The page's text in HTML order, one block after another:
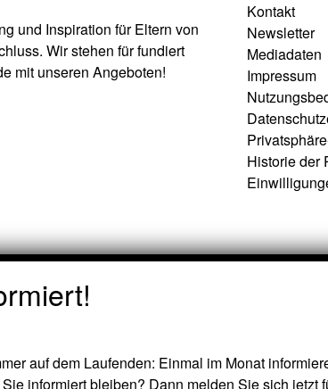
und Inspiration für Eltern von
Wir stehen für fundiert
mit unseren Angeboten!
Kontakt
Newsletter
Mediadaten
Impressum
Historie der
auf dem Laufenden: Einmal im Monat
informiert bleiben? Dann melden Sie sich jetzt